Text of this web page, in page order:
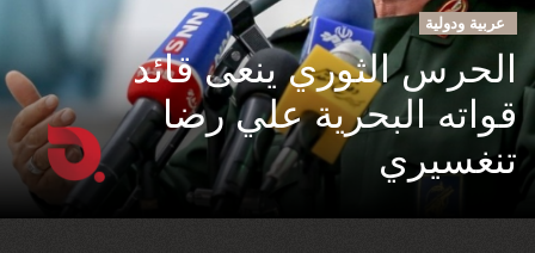
عربية ودولية
الحرس الثوري ينعى قائد
قواته البحرية علي رضا
تنغسيري